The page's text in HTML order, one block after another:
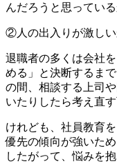
んだろうと思ってい
②人の出入りが激し
退職者の多くは会社
める」と決断するま
の間、相談する上司
いたりしたら考え直
けれども、社員教育
優先の傾向が強いた
したがって、悩みを